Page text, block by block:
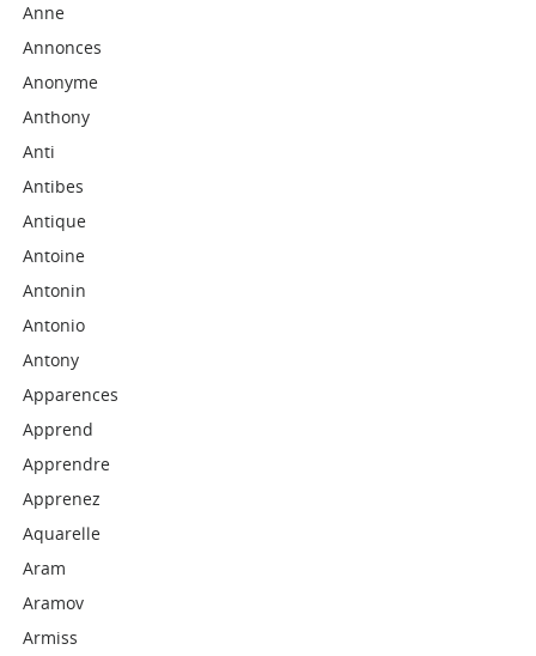
Anne
Annonces
Anonyme
Anthony
Anti
Antibes
Antique
Antoine
Antonin
Antonio
Antony
Apparences
Apprend
Apprendre
Apprenez
Aquarelle
Aram
Aramov
Armiss